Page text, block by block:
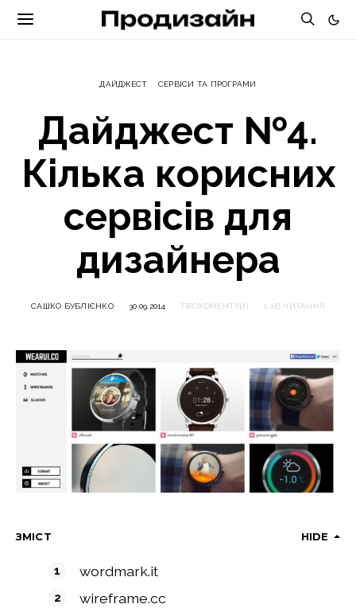
ДАЙДЖЕСТ СЕРВІСИ ТА ПРОГРАМИ
Дайджест №4.
Кілька корисних
сервісів для
дизайнера
САШКО БУБЛІЄНКО 30.09.2014 ПРОКОМЕНТУЙ! 1 ХВ ЧИТАННЯ
ЗМІСТ HIDE
wordmark.it
wireframe.cc